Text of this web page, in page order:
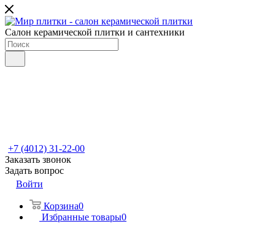
Салон керамической плитки и сантехники
+7 (4012) 31-22-00
Заказать звонок
Задать вопрос
Войти
Корзина0
Избранные товары0